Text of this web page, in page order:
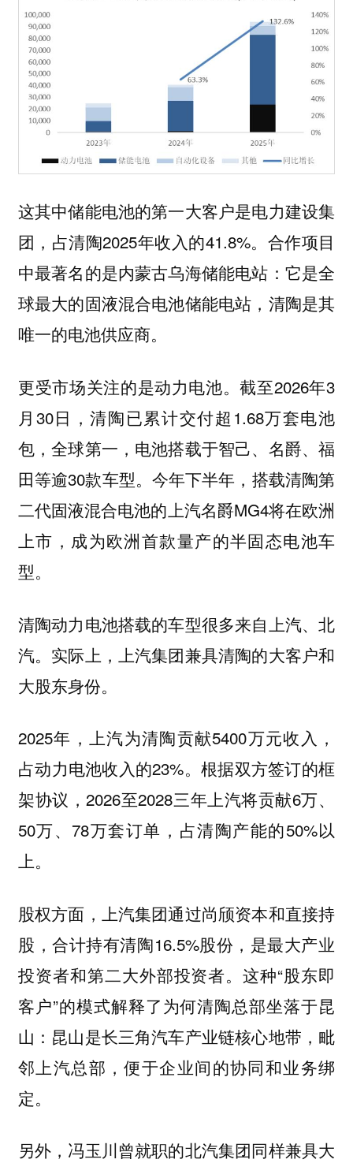
这其中储能电池的第一大客户是电力建设集
团，占清陶2025年收入的41.8%。合作项目
中最著名的是内蒙古乌海储能电站：它是全
球最大的固液混合电池储能电站，清陶是其
唯一的电池供应商。
更受市场关注的是动力电池。截至2026年3
月30日，清陶已累计交付超1.68万套电池
包，全球第一，电池搭载于智己、名爵、福
田等逾30款车型。今年下半年，搭载清陶第
二代固液混合电池的上汽名爵MG4将在欧洲
上市，成为欧洲首款量产的半固态电池车
型。
清陶动力电池搭载的车型很多来自上汽、北
汽。实际上，上汽集团兼具清陶的大客户和
大股东身份。
2025年，上汽为清陶贡献5400万元收入，
占动力电池收入的23%。根据双方签订的框
架协议，2026至2028三年上汽将贡献6万、
50万、78万套订单，占清陶产能的50%以
上。
股权方面，上汽集团通过尚颀资本和直接持
股，合计持有清陶16.5%股份，是最大产业
投资者和第二大外部投资者。这种“股东即
客户”的模式解释了为何清陶总部坐落于昆
山：昆山是长三角汽车产业链核心地带，毗
邻上汽总部，便于企业间的协同和业务绑
定。
另外，冯玉川曾就职的北汽集团同样兼具大